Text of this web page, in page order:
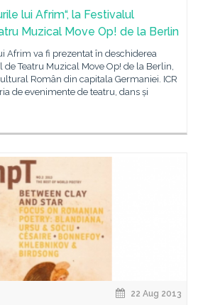
lui Afrim“, la Festivalul
Muzical Move Op! de la Berlin
Afrim va fi prezentat în deschiderea
Teatru Muzical Move Op! de la Berlin,
Român din capitala Germaniei. ICR
de evenimente de teatru, dans și
22 Aug 2013